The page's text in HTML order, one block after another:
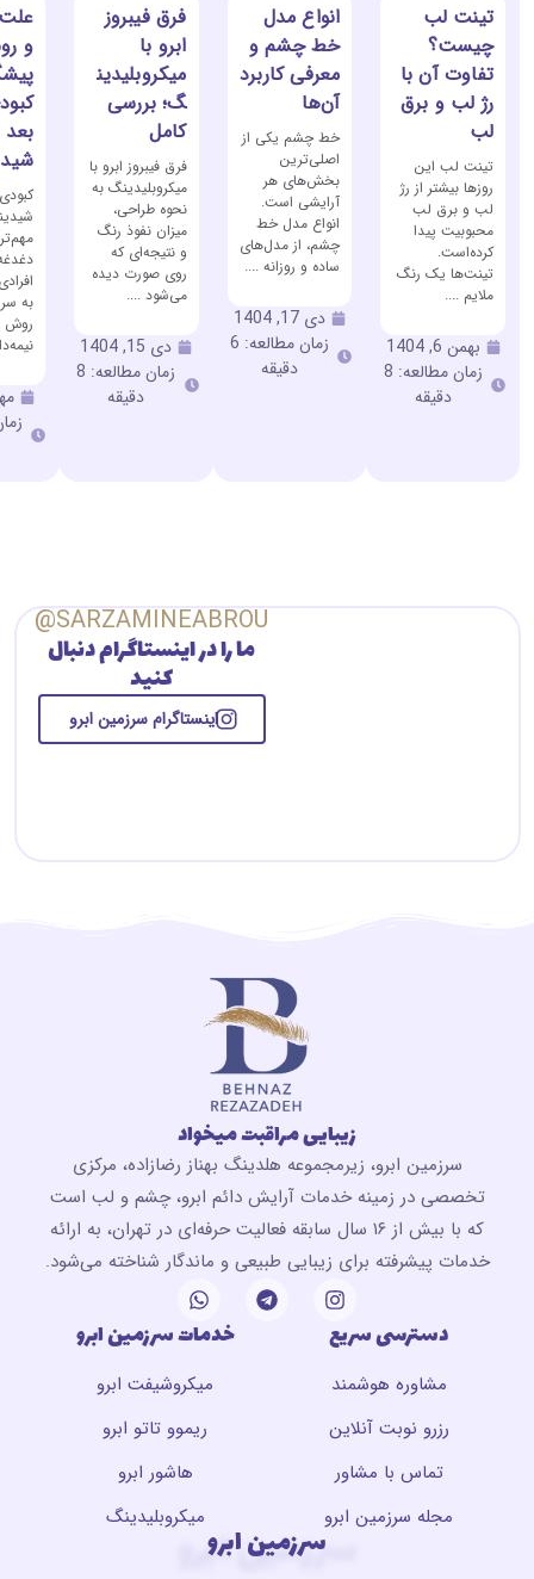
تینت لب
چیست؟
تفاوت آن با
رژ لب و برق
لب
تینت لب این
روزها بیشتر از رژ
لب و برق لب
محبوبیت پیدا
کرده‌است.
تینت‌ها یک رنگ
ملایم ....
بهمن 6, 1404
زمان مطالعه: 8
دقیقه
انواع مدل
خط چشم و
معرفی کاربرد
آن‌ها
خط چشم یکی از
اصلی‌ترین
بخش‌های هر
آرایشی است.
انواع مدل خط
چشم، از مدل‌های
ساده و روزانه ....
دی 17, 1404
زمان مطالعه: 6
دقیقه
فرق فیبروز
ابرو با
میکروبلیدین
گ؛ بررسی
کامل
فرق فیبروز ابرو با
میکروبلیدینگ به
نحوه طراحی،
میزان نفوذ رنگ
و نتیجه‌ای که
روی صورت دیده
می‌شود ....
دی 15, 1404
زمان مطالعه: 8
دقیقه
و
بعد
به
روش
مهر
SARZAMINEABROU@
ما را در اینستاگرام دنبال
کنید
اینستاگرام سرزمین ابرو
سرزمین ابرو
سرزمین ابرو
دسترسی سریع
مشاوره هوشمند
رزرو نوبت آنلاین
تماس با مشاور
مجله سرزمین ابرو
خدمات سرزمین ابرو
میکروشیفت ابرو
ریموو تاتو ابرو
هاشور ابرو
میکروبلیدینگ
زیبایی مراقبت میخواد
سرزمین ابرو، زیرمجموعه هلدینگ بهناز رضازاده، مرکزی
تخصصی در زمینه خدمات آرایش دائم ابرو، چشم و لب است
که با بیش از ۱۶ سال سابقه فعالیت حرفه‌ای در تهران، به ارائه
خدمات پیشرفته برای زیبایی طبیعی و ماندگار شناخته می‌شود.